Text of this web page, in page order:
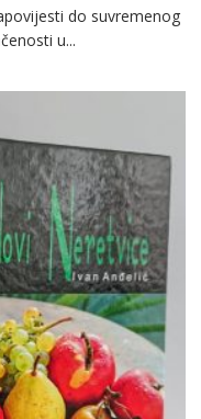
do suvremenog
u...